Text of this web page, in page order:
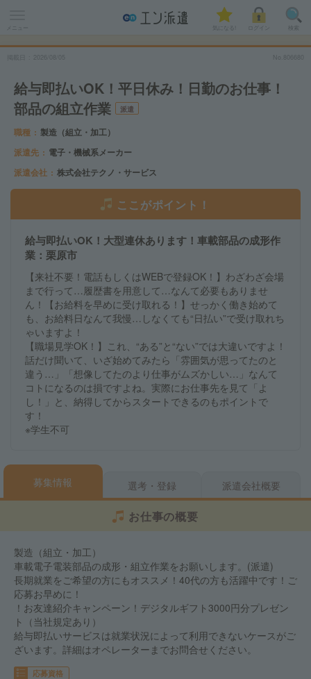
メニュー 気になる! 検索
05
給与即払いOK！平日休み！日勤のお仕事！
部品の組立作業
派遣
職種
製造（組立・加工）
派遣先
電子・機械系メーカー
派遣会社
株式会社テクノ・サービス
ここがポイント！
給与即払いOK！大型連休あります！車載部品の成形作
業：栗原市
【来社不要！電話もしくはWEBで登録OK！】わざわざ会場
まで行って…履歴書を用意して…なんて必要もありませ
ん！【お給料を早めに受け取れる！】せっかく働き始めて
も、お給料日なんて我慢…しなくても“日払い”で受け取れち
ゃいますよ！
【職場見学OK！】これ、“ある”と“ない”では大違いですよ！
話だけ聞いて、いざ始めてみたら「雰囲気が思ってたのと
違う…」「想像してたのより仕事がムズかしい…」なんて
コトになるのは損ですよね。実際にお仕事先を見て「よ
し！」と、納得してからスタートできるのもポイントで
す！
※学生不可
募集情報 選考・登録 派遣会社概要
お仕事の概要
製造（組立・加工）
車載電子電装部品の成形・組立作業をお願いします。(派遣)
長期就業をご希望の方にもオススメ！40代の方も活躍中です！ご
応募お早めに！
！お友達紹介キャンペーン！デジタルギフト3000円分プレゼン
ト（当社規定あり）
給与即払いサービスは就業状況によって利用できないケースがご
ざいます。詳細はオペレーターまでお問合せください。
応募資格